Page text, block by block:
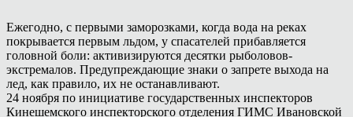
Ежегодно, с первыми заморозками, когда вода на реках
покрывается первым льдом, у спасателей прибавляется
головной боли: активизируются десятки рыболовов-
экстремалов. Предупреждающие знаки о запрете выхода на
лед, как правило, их не останавливают.
24 ноября по инициативе государственных инспекторов
Кинешемского инспекторского отделения ГИМС Ивановской